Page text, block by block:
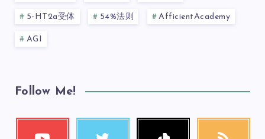
5-HT2a受体 54%法则 AfficientAcademy
AGI
Follow Me!